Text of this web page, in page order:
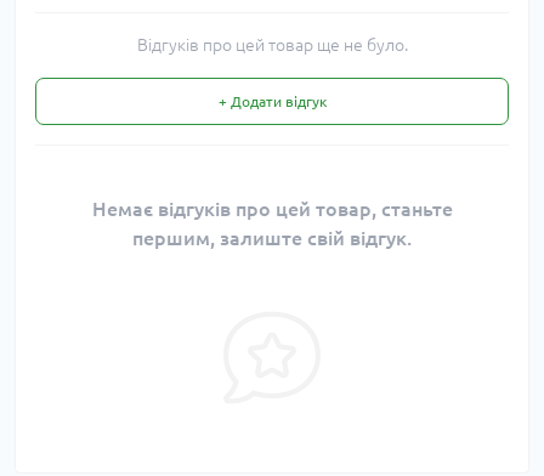
Відгуків про цей товар ще не було.
+ Додати відгук
Немає відгуків про цей товар, станьте
першим, залиште свій відгук.